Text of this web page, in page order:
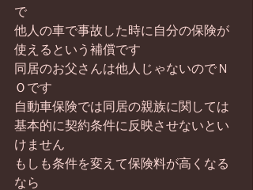
で
他人の車で事故した時に自分の保険が
使えるという補償です
同居のお父さんは他人じゃないのでＮ
Ｏです
自動車保険では同居の親族に関しては
基本的に契約条件に反映させないとい
けません
もしも条件を変えて保険料が高くなる
なら